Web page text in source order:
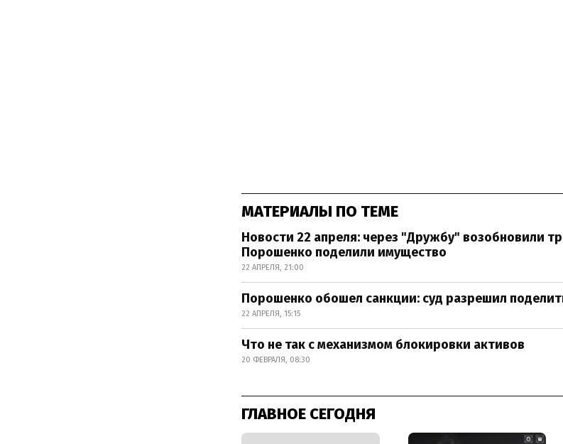
МАТЕРИАЛЫ ПО ТЕМЕ
Новости 22 апреля: через "Дружбу" возобновили
Порошенко поделили имущество
22 АПРЕЛЯ, 21:00
Порошенко обошел санкции: суд разрешил
22 АПРЕЛЯ, 15:15
Что не так с механизмом блокировки активов
20 ФЕВРАЛЯ, 08:30
ГЛАВНОЕ СЕГОДНЯ